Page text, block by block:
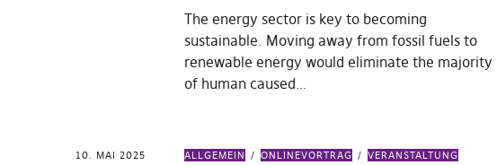
The energy sector is key to becoming
sustainable. Moving away from fossil fuels to
renewable energy would eliminate the majority
of human caused…
10. MAI 2025 ALLGEMEIN ONLINEVORTRAG VERANSTALTUNG